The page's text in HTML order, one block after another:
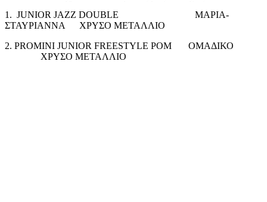
1. JUNIOR JAZZ DOUBLE MAΡΙΑ-
ΣΤΑΥΡΙΑΝΝΑ ΧΡΥΣΟ ΜΕΤΑΛΛΙΟ
2. PROMINI JUNIOR FREESTYLE POM ΟΜΑΔΙΚΟ
ΧΡΥΣΟ ΜΕΤΑΛΛΙΟ